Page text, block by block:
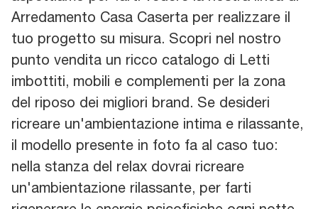
Arredamento Casa Caserta per realizzare il
tuo progetto su misura. Scopri nel nostro
punto vendita un ricco catalogo di Letti
imbottiti, mobili e complementi per la zona
del riposo dei migliori brand. Se desideri
ricreare un'ambientazione intima e rilassante,
il modello presente in foto fa al caso tuo:
nella stanza del relax dovrai ricreare
un'ambientazione rilassante, per farti